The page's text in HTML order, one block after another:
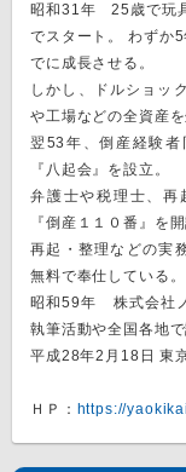
昭和31年 25歳で玩
でスタート。 わずか
でに成長させる。
しかし、ドルショッ
や工場などの全資産
翌53年、倒産経験者
『八起会』を設立。
弁護士や税理士、再
『倒産１１０番』を開
再起・整理などの実
無料で奉仕している。
昭和59年 株式会社
執筆活動や全国各地
平成28年2月18日 東
ＨＰ： https://